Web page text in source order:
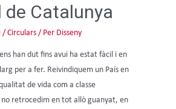
de Catalunya
/Circulars / Per Disseny
han dut fins avui ha estat fàcil i en
per a fer. Reivindiquem un País en
de vida com a classe
retrocedim en tot allò guanyat, en